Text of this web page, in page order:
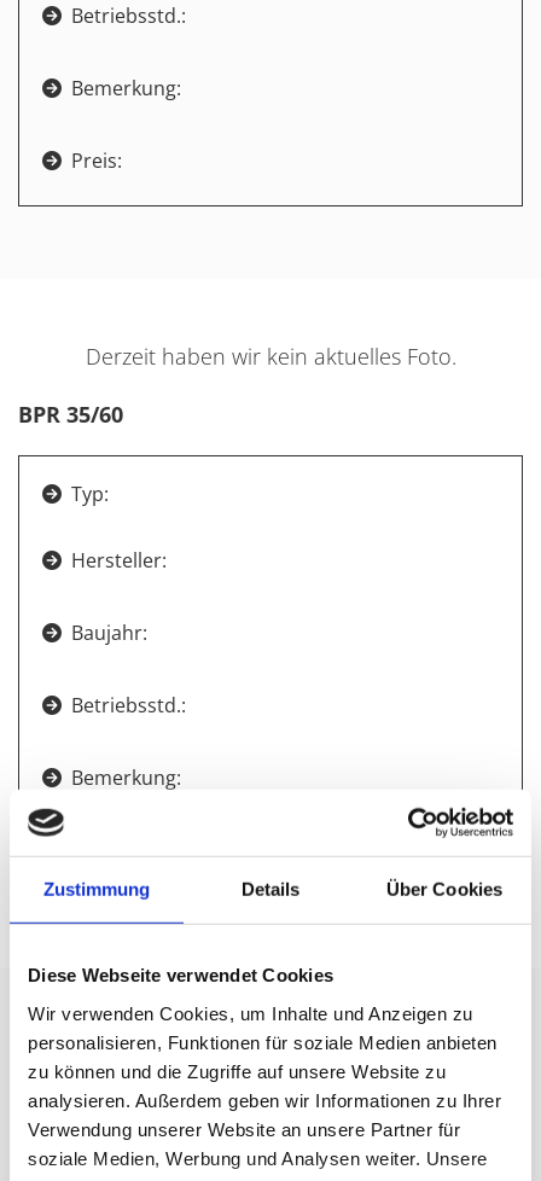
Zustimmung Details Über Cookies
Diese Webseite verwendet Cookies
Wir verwenden Cookies, um Inhalte und Anzeigen zu
personalisieren, Funktionen für soziale Medien anbieten
zu können und die Zugriffe auf unsere Website zu
analysieren. Außerdem geben wir Informationen zu Ihrer
Verwendung unserer Website an unsere Partner für
soziale Medien, Werbung und Analysen weiter. Unsere
 Betriebsstd.:
 Bemerkung:
 Preis:
Derzeit haben wir kein aktuelles Foto.
BPR 35/60
 Typ:
 Hersteller:
 Baujahr:
 Betriebsstd.:
 Bemerkung:
Preis:
Derzeit haben wir kein aktuelles Foto.
BPR 35/60